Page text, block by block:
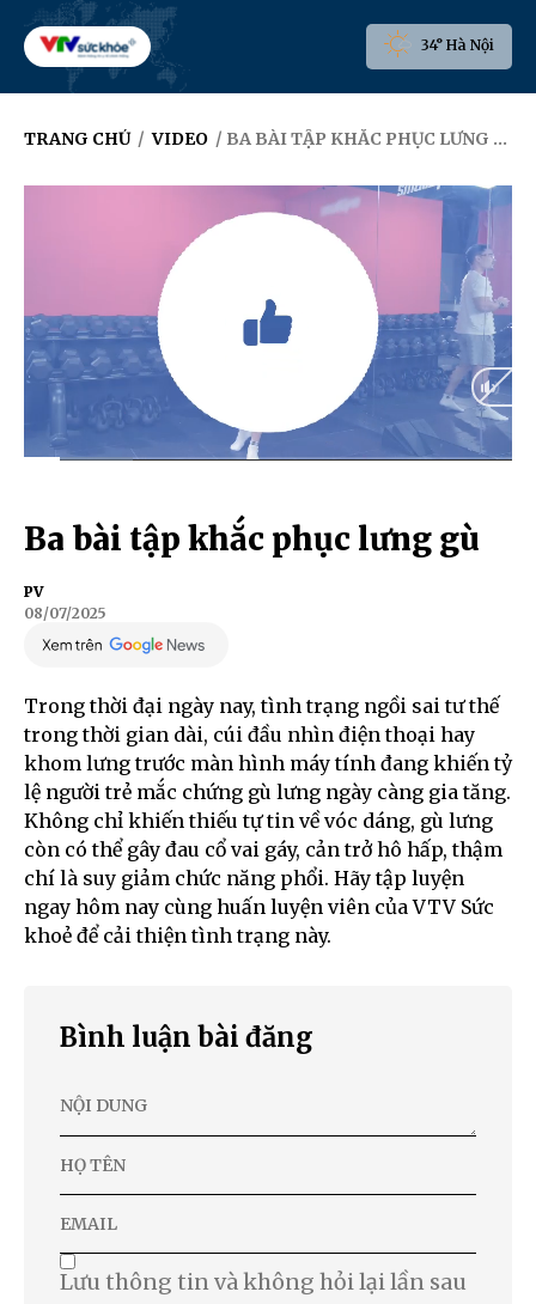
34° Hà Nội
TRANG CHỦ / VIDEO / BA BÀI TẬP KHẮC PHỤC LƯNG GÙ
Ba bài tập khắc phục lưng gù
PV
08/07/2025
Trong thời đại ngày nay, tình trạng ngồi sai tư thế
trong thời gian dài, cúi đầu nhìn điện thoại hay
khom lưng trước màn hình máy tính đang khiến tỷ
lệ người trẻ mắc chứng gù lưng ngày càng gia tăng.
Không chỉ khiến thiếu tự tin về vóc dáng, gù lưng
còn có thể gây đau cổ vai gáy, cản trở hô hấp, thậm
chí là suy giảm chức năng phổi. Hãy tập luyện
ngay hôm nay cùng huấn luyện viên của VTV Sức
khoẻ để cải thiện tình trạng này.
Bình luận bài đăng
Lưu thông tin và không hỏi lại lần sau